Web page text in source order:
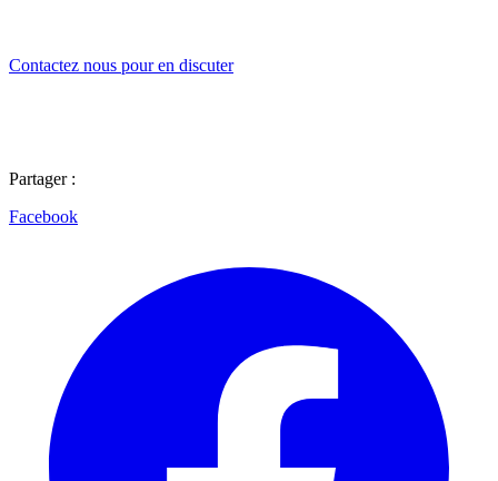
Contactez nous pour en discuter
Partager :
Facebook